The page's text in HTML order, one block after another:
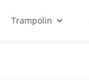
Trampolin